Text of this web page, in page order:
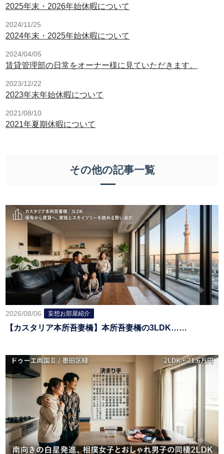
2025年末・2026年始休暇について
2024/11/25
2024年末・2025年始休暇について
2024/04/05
賃貸管理部の日常をオーナー様に見ていただきます。
2023/12/22
2023年末年始休暇について
2021/08/10
2021年夏期休暇について
その他の記事一覧
2026/08/06 妄想お部屋紹介
【カスタリア本所吾妻橋】本所吾妻橋の3LDK……